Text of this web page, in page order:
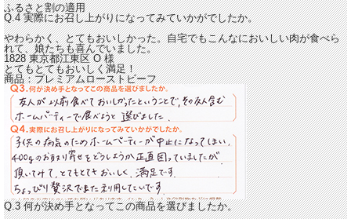
ふるさと割の適用
Q.4 実際にお召し上がりになってみていかがでしたか。
やわらかく、とてもおいしかった。自宅でもこんなにおいしい肉が食べら
れて、娘たちも喜んでいました。
1828 東京都江東区O様
とてもとてもおいしく満足！
商品：プレミアムローストビーフ
Q.3 何が決め手となってこの商品を選びましたか。